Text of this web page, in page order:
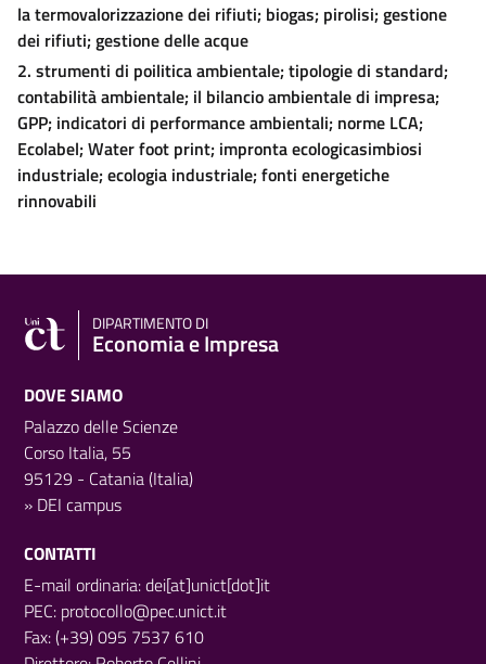
la termovalorizzazione dei rifiuti; biogas; pirolisi; gestione
dei rifiuti; gestione delle acque
2. strumenti di poilitica ambientale; tipologie di standard;
contabilità ambientale; il bilancio ambientale di impresa;
GPP; indicatori di performance ambientali; norme LCA;
Ecolabel; Water foot print; impronta ecologicasimbiosi
industriale; ecologia industriale; fonti energetiche
rinnovabili
DIPARTIMENTO DI
Economia e Impresa
DOVE SIAMO
Palazzo delle Scienze
Corso Italia, 55
95129 - Catania (Italia)
» DEI campus
CONTATTI
E-mail ordinaria: dei[at]unict[dot]it
PEC: protocollo@pec.unict.it
Fax: (+39) 095 7537 610